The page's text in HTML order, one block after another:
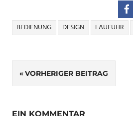
BEDIENUNG DESIGN LAUFUHR
Beitrags-
Navigation
VORHERIGER BEITRAG
EIN KOMMENTAR